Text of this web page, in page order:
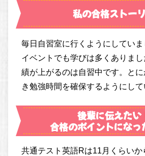
私の合格ストー
毎日自習室に行くようにしてい
イベントでも学びは多くありま
績が上がるのは自習中です。と
き勉強時間を確保するようにして
後輩に伝えたい
合格のポイントになっ
共通テスト英語Rは11月くらい